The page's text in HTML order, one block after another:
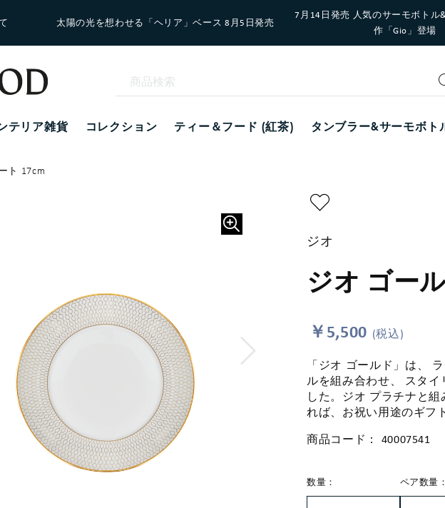
太陽の光を想わせる「ヘリア」ベース 8月5日発売
7月14日発売 人気のサーモボトル
作「Gio」登場
テリア雑貨 コレクション ティー＆フード (紅茶) タンブラー&サーモボト
ト 17cm
ジオ
ジオ ゴー
￥5,500 (税込)
「ジオ ゴールド」は、
ルを組み合わせ、 スタ
した。ジオ プラチナと
れば、お祝い用途のギフ
商品コード： 40007541
数量： ペア数量：